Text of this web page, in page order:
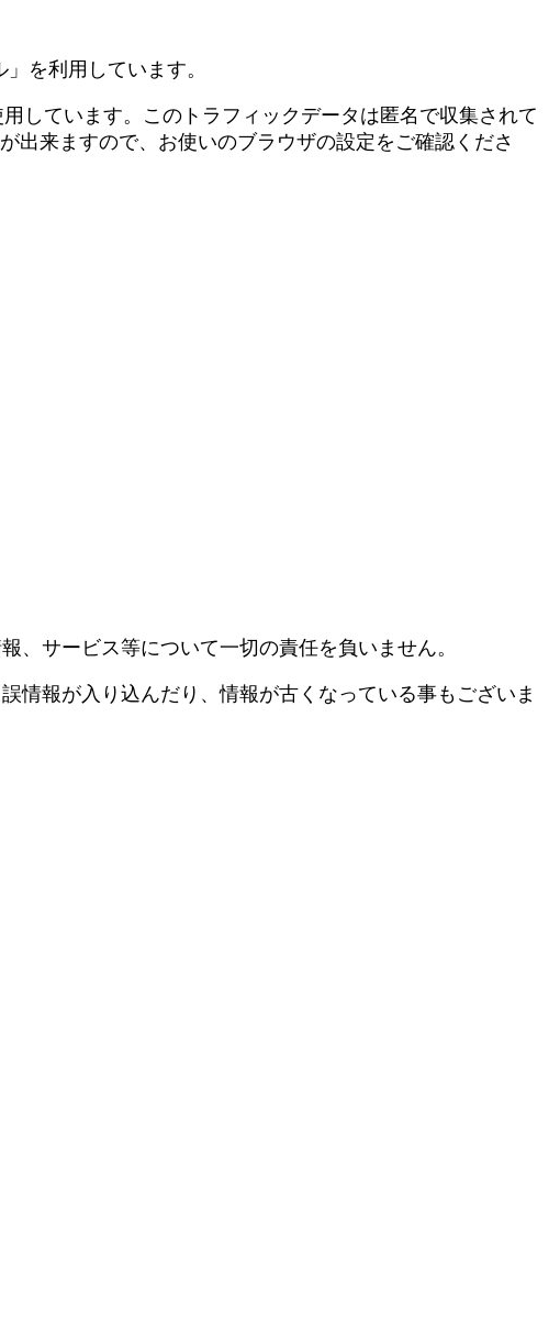
を利用しています。
しています。このトラフィックデータは匿名で収集されて
出来ますので、お使いのブラウザの設定をご確認くださ
サービス等について一切の責任を負いません。
情報が入り込んだり、情報が古くなっている事もございま